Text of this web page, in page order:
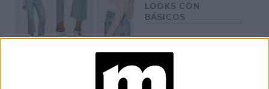
LOOKS CON
BÁSICOS
Atrevido y arriesgado, pero fácil de combinar, el cow print